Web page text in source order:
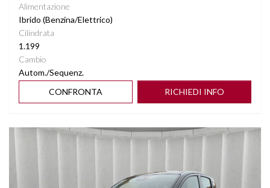
Alimentazione
Ibrido (Benzina/Elettrico)
Cilindrata
1.199
Cambio
Autom./Sequenz.
CONFRONTA
RICHIEDI INFO
Vedi dettagli